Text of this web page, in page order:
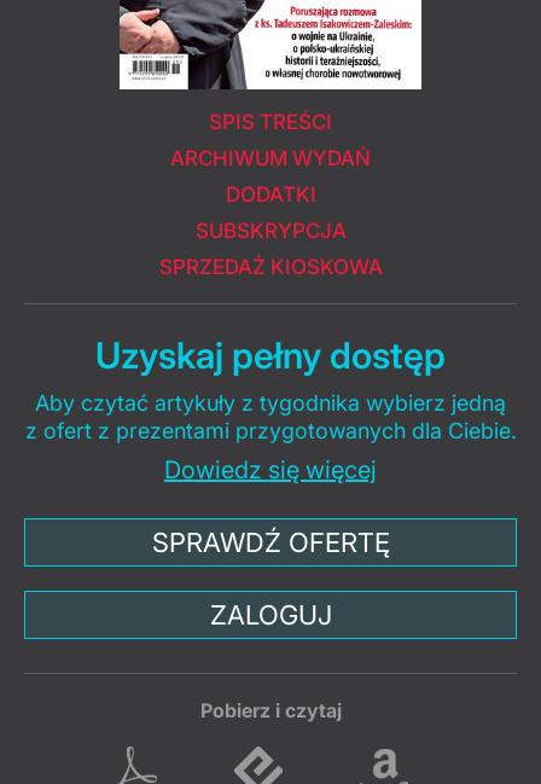
SPIS TREŚCI
ARCHIWUM WYDAŃ
DODATKI
SUBSKRYPCJA
SPRZEDAŻ KIOSKOWA
Uzyskaj pełny dostęp
Aby czytać artykuły z tygodnika wybierz jedną
z ofert z prezentami przygotowanych dla Ciebie.
Dowiedz się więcej
SPRAWDŹ OFERTĘ
ZALOGUJ
Pobierz i czytaj